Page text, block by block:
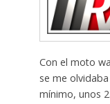
Con el moto
se me
mínimo, unos